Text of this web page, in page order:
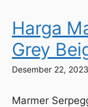
Harga
Grey
Desember 22, 2023
Marmer